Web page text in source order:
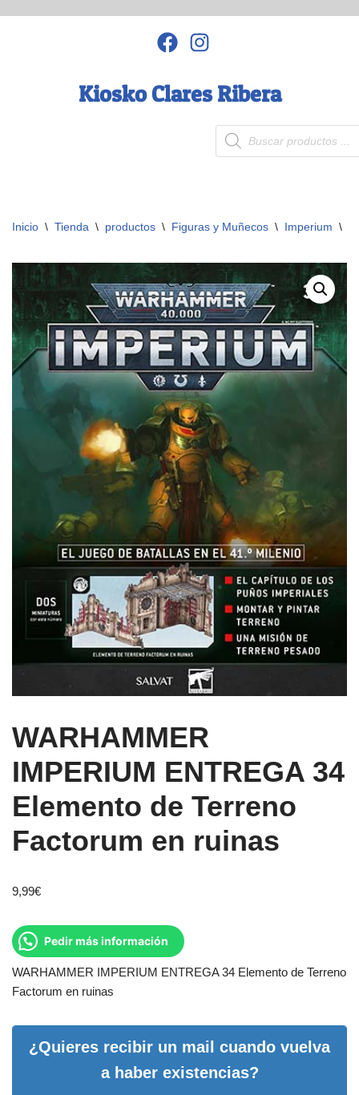
Kiosko Clares Ribera
Inicio \ Tienda \ productos \ Figuras y Muñecos \ Imperium \
WARHAMMER
IMPERIUM ENTREGA 34
Elemento de Terreno
Factorum en ruinas
9,99€
Pedir más información
WARHAMMER IMPERIUM ENTREGA 34 Elemento de Terreno
Factorum en ruinas
¿Quieres recibir un mail cuando vuelva
a haber existencias?